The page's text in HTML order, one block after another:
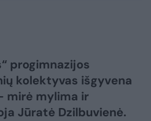
progimnazijos
kolektyvas išgyvena
mirė mylima ir
Jūratė Dzilbuvienė.